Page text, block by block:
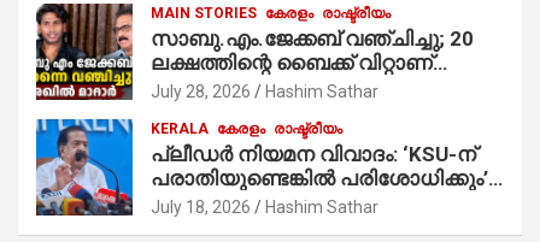
MAIN STORIES കേരളം രാഷ്ട്രീയം
സാബു.എം.ജേക്കബ് വഞ്ചിച്ചു; 20
ലക്ഷത്തിന്റെ ബൈക്ക് വിറ്റാണ്
തൃക്കാക്കരയില്‍ മത്സരിച്ചത്!
മാത്രമാണ് ഉണ്ടായിരുന്നത്;
സാബുവിന്റേത് വ്യക്തിപരമായ
നേട്ടത്തിനുള്ള പാര്‍ട്ടി; ഇപ്പോള്‍
ഫോണ്‍ വിളിച്ചാല്‍ എടുക്കില്ല;
തിരഞ്ഞെടുപ്പിലെ ദുരനുഭവങ്ങള്‍
July 28, 2026 Hashim Sathar
KERALA കേരളം രാഷ്ട്രീയം
പ്ലീഡർ നിയമന വിവാദം: ‘KSU-ന്
പരാതിയുണ്ടെങ്കിൽ പരിശോധിക്കും’;
രമേശ് ചെന്നിത്തല
July 18, 2026 Hashim Sathar